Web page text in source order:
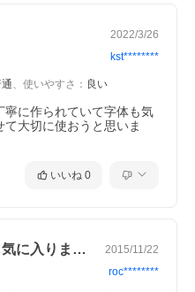
2022/3/26
kst********
、 使いやすさ ： 良い
に作られていて字体も気
大切に使おうと思いま
いいね 0
ずっしりしていて，印字も気に入りました… 2015/11/22
roc********